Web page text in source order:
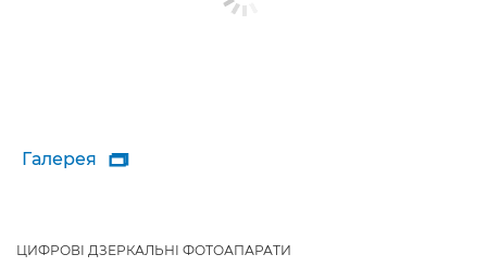
Галерея 
ЦИФРОВІ ДЗЕРКАЛЬНІ ФОТОАПАРАТИ